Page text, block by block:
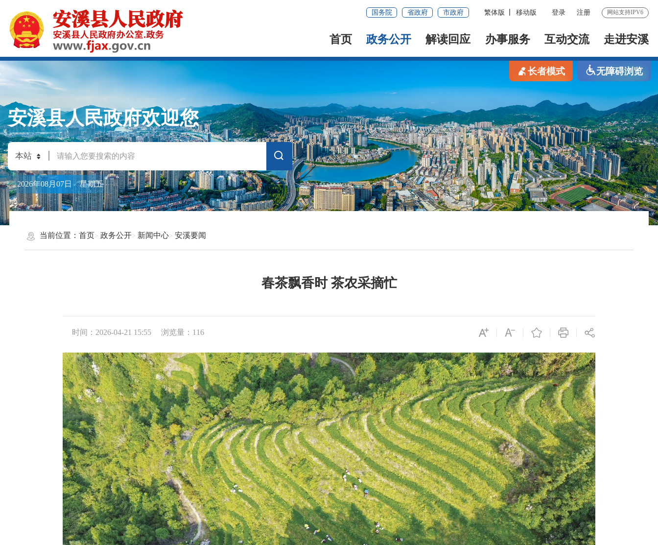
国务院 省政府 市政府 繁体版 移动版 登录 注册 网站支持IPV6
首页 政务公开 解读回应 办事服务 互动交流 走进安溪
长者模式 无障碍浏览
安溪县人民政府欢迎您
2026年08月07日 星期五
当前位置： 首页 政务公开 新闻中心 安溪要闻
春茶飘香时 茶农采摘忙
时间：2026-04-21 15:55 浏览量： 116